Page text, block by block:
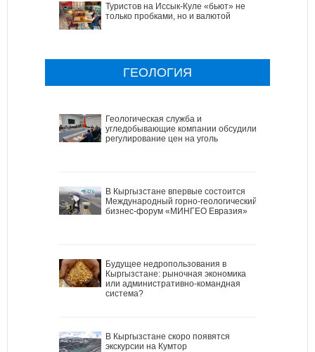
Туристов на Иссык-Куле «бьют» не
только пробками, но и валютой
ГЕОЛОГИЯ
Геологическая служба и
угледобывающие компании обсудили
регулирование цен на уголь
В Кыргызстане впервые состоится
Международный горно-геологический
бизнес-форум «МИНГЕО Евразия»
Будущее недропользования в
Кыргызстане: рыночная экономика
или административно-командная
система?
В Кыргызстане скоро появятся
экскурсии на Кумтор